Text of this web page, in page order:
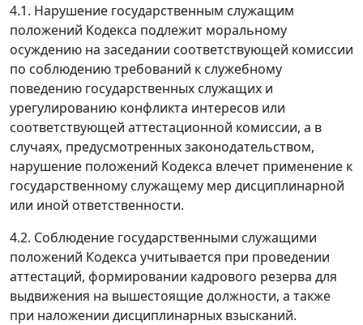
4.1. Нарушение государственным служащим
положений Кодекса подлежит моральному
осуждению на заседании соответствующей комиссии
по соблюдению требований к служебному
поведению государственных служащих и
урегулированию конфликта интересов или
соответствующей аттестационной комиссии, а в
случаях, предусмотренных законодательством,
нарушение положений Кодекса влечет применение к
государственному служащему мер дисциплинарной
или иной ответственности.
4.2. Соблюдение государственными служащими
положений Кодекса учитывается при проведении
аттестаций, формировании кадрового резерва для
выдвижения на вышестоящие должности, а также
при наложении дисциплинарных взысканий.